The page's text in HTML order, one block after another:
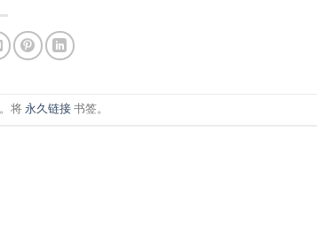
。将永久链接 书签。